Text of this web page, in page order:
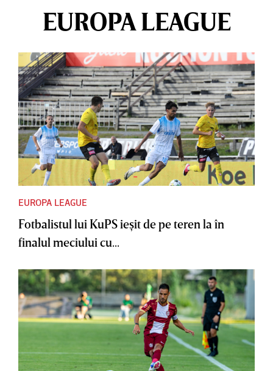
EUROPA LEAGUE
EUROPA LEAGUE
Fotbalistul lui KuPS ieşit de pe teren la în
finalul meciului cu...